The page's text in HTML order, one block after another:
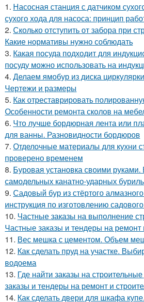
1. Насосная станция с датчиком
сухого хода для насоса: принцип
2. Сколько отступить от забора при
Какие нормативы нужно соблюдать
3. Какая посуда подходит для
посуду можно использовать на
4. Делаем ямобур из диска
Чертежи и размеры
5. Как отреставрировать
Особенности ремонта сколов на
6. Что лучше бордюрная лента или
для ванны. Разновидности бордюров
7. Отделочные материалы для кухни
проверено временем
8. Буровая установка своими
самодельных канатно-ударных
9. Садовый бур из стёртого
инструкция по изготовлению
10. Частные заказы на выполнение
Частные заказы и тендеры на ремонт
11. Вес мешка с цементом. Объем
12. Как сделать пруд на участке.
водоема
13. Где найти заказы на
заказы и тендеры на ремонт и
14. Как сделать двери для шкафа